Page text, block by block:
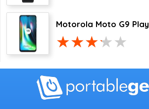
Motorola Moto G9 Play